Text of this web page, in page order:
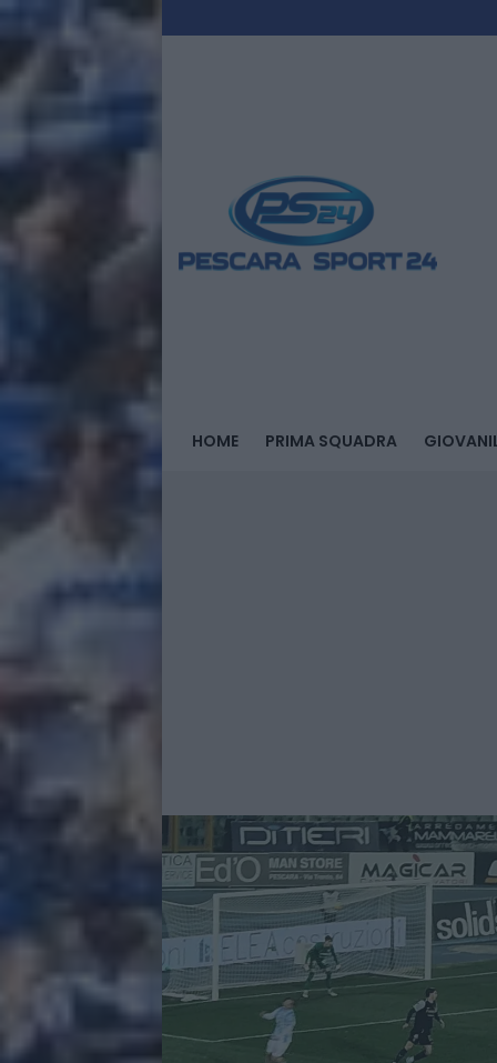
HOME PRIMA SQUADRA